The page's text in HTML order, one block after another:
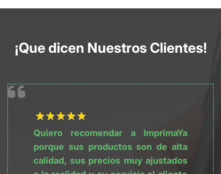
¡Que dicen Nuestros Clientes!
1Título
2Título
3Título
4Título
Quiero recomendar a ImprimaYa
porque sus productos son de alta
calidad, sus precios muy ajustados